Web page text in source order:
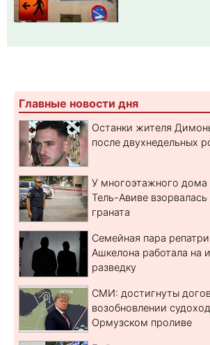
Главные новости дня
Останки жителя
после двухнедельных
У многоэтажного дома
Тель-Авиве взорвалась
граната
Семейная пара
Ашкелона работала на
разведку
СМИ: достигнуты
возобновлении
Ормузском проливе